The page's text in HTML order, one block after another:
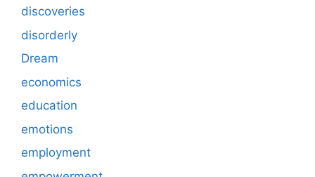
discoveries
disorderly
Dream
economics
education
emotions
employment